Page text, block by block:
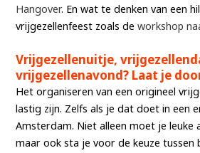
Hangover. En wat te denken van een
vrijgezellenfeest zoals deworkshop
Vrijgezellenuitje,
vrijgezellenavond? Laat je
Het organiseren van een origineel
lastig zijn. Zelfs als je dat doet in een
Amsterdam. Niet alleen moet je leuke
maar ook sta je voor de keuze tussen